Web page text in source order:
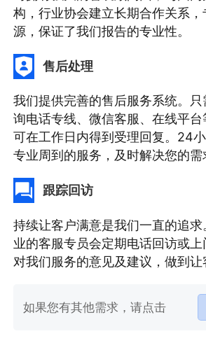
构，行业协会建立长期合作关系
源，保证了我们报告的专业性。
售后处理
我们提供完善的售后服务系统。
询电话专线、微信客服、在线平
可在工作日内得到受理回复。24
专业周到的服务，及时解决您的需
跟踪回访
持续让客户满意是我们一直的追
业的客服专员会定期电话回访或
对我们服务的意见及建议，做到让
如果您有其他需求，请点击